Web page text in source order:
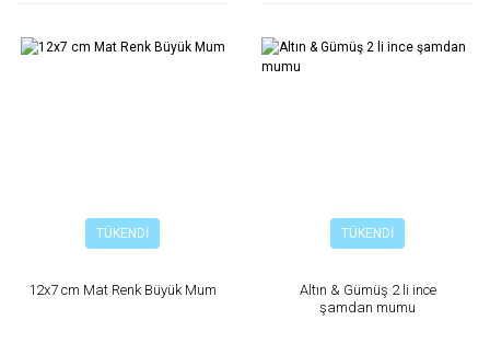
TÜKENDİ
12x7 cm Mat Renk Büyük Mum
TÜKENDİ
Altın & Gümüş 2 li ince
şamdan mumu